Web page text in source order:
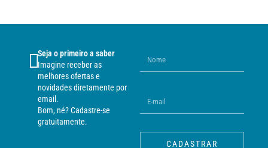
Seja o primeiro a saber
Imagine receber as
melhores ofertas e
novidades diretamente por
email.
Bom, né? Cadastre-se
gratuitamente.
CADASTRAR